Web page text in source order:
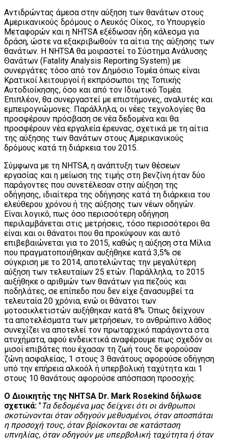
Αντιδρώντας άμεσα στην αύξηση των θανάτων στους
Αμερικανικούς δρόμους ο Λευκός Οίκος, το Υπουργείο
Μεταφορών και η NHTSA εξέδωσαν ήδη κάλεσμα για
δράση, ώστε να εξακριβωθούν τα αίτια της αύξησης των
θανάτων. Η NHTSA θα μοιραστεί το Σύστημα Ανάλυσης
Θανάτων (Fatality Analysis Reporting System) με
συνεργάτες τόσο από τον Δημόσιο Τομέα όπως είναι
Κρατικοί λειτουργοί ή εκπρόσωποι της Τοπικής
Αυτοδιοίκησης, όσο και από τον Ιδιωτικό Τομέα.
Επιπλέον, θα συνεργαστεί με επιστήμονες, αναλυτές και
εμπειρογνώμονες. Παράλληλα, οι νέες τεχνολογίες θα
προσφέρουν πρόσβαση σε νέα δεδομένα και θα
προσφέρουν νέα εργαλεία έρευνας, σχετικά με τη αίτια
της αύξησης των θανάτων στους Αμερικανικούς
δρόμους κατά τη διάρκεια του 2015.
Σύμφωνα με τη NHTSA, η ανάπτυξη των θέσεων
εργασίας και η μείωση της τιμής στη βενζίνη ήταν δύο
παράγοντες που συνετέλεσαν στην αύξηση της
οδήγησης, ιδιαίτερα της οδήγησης κατά τη διάρκεια του
ελεύθερου χρόνου ή της αύξησης των νέων οδηγών.
Είναι λογικό, πως όσο περισσότερη οδήγηση
περιλαμβάνεται στις μετρήσεις, τόσο περισσότεροι θα
είναι και οι θάνατοι που θα προκύψουν και αυτό
επιβεβαιώνεται για το 2015, καθώς η αύξηση στα Μίλια
που πραγματοποιήθηκαν αυξήθηκε κατά 3,5% σε
σύγκριση με το 2014, αποτελώντας την μεγαλύτερη
αύξηση των τελευταίων 25 ετών. Παράλληλα, το 2015
αυξήθηκε ο αριθμών των θανάτων για πεζούς και
ποδηλάτες, σε επίπεδο που δεν είχε ξανασυμβεί τα
τελευταία 20 χρόνια, ενώ οι θάνατοι των
μοτοσικλετιστών αυξήθηκαν κατά 8%. Όπως δείχνουν
τα αποτελέσματα των μετρήσεων, το ανθρώπινο λάθος
συνεχίζει να αποτελεί τον πρωταρχικό παράγοντα στα
ατυχήματα, αφού ενδεικτικά αναφέρουμε πως σχεδόν οι
μισοί επιβάτες που έχασαν τη ζωή τους δε φορούσαν
ζώνη ασφαλείας, 1 στους 3 θανάτους αφορούσε οδήγηση
υπό την επήρεια αλκοόλ ή υπερβολική ταχύτητα και 1
στους 10 θανάτους αφορούσε απόσπαση προσοχής.
Ο Διοικητής της NHTSA Dr. Mark Rosekind δήλωσε
σχετικά: "Τα δεδομένα μας δείχνει ότι οι άνθρωποι
σκοτώνονται όταν οδηγούν μεθυσμένοι, όταν αποσπάται
η προσοχή τους, όταν βρίσκονται σε κατάσταση
υπνηλίας, όταν οδηγούν με υπερβολική ταχύτητα ή όταν